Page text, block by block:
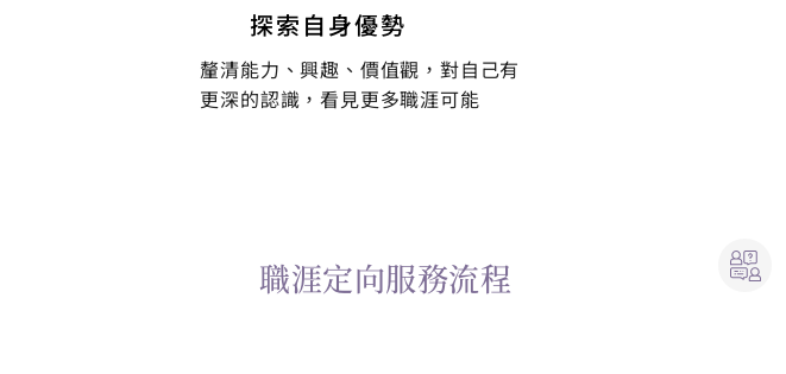
探索自身優勢
釐清能力、興趣、價值觀，對自己有
更深的認識，看見更多職涯可能
職涯定向服務流程